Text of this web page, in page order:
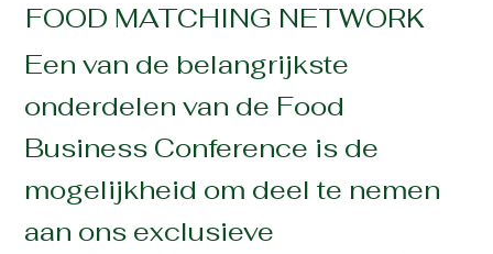
FOOD MATCHING NETWORK
Een van de belangrijkste
onderdelen van de Food
Business Conference is de
mogelijkheid om deel te nemen
aan ons exclusieve